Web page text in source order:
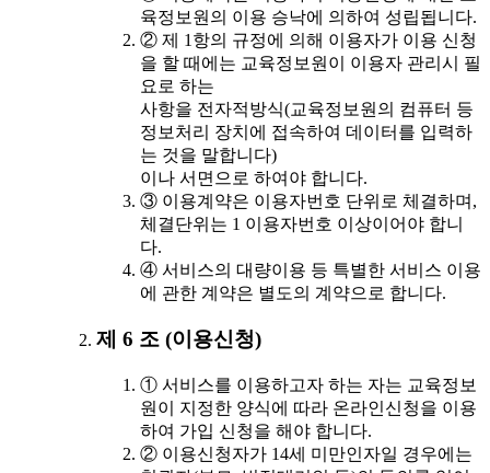
육정보원의 이용 승낙에 의하여 성립됩니다.
② 제 1항의 규정에 의해 이용자가 이용 신청
을 할 때에는 교육정보원이 이용자 관리시 필
요로 하는
사항을 전자적방식(교육정보원의 컴퓨터 등
정보처리 장치에 접속하여 데이터를 입력하
는 것을 말합니다)
이나 서면으로 하여야 합니다.
③ 이용계약은 이용자번호 단위로 체결하며,
체결단위는 1 이용자번호 이상이어야 합니
다.
④ 서비스의 대량이용 등 특별한 서비스 이용
에 관한 계약은 별도의 계약으로 합니다.
제 6 조 (이용신청)
① 서비스를 이용하고자 하는 자는 교육정보
원이 지정한 양식에 따라 온라인신청을 이용
하여 가입 신청을 해야 합니다.
② 이용신청자가 14세 미만인자일 경우에는